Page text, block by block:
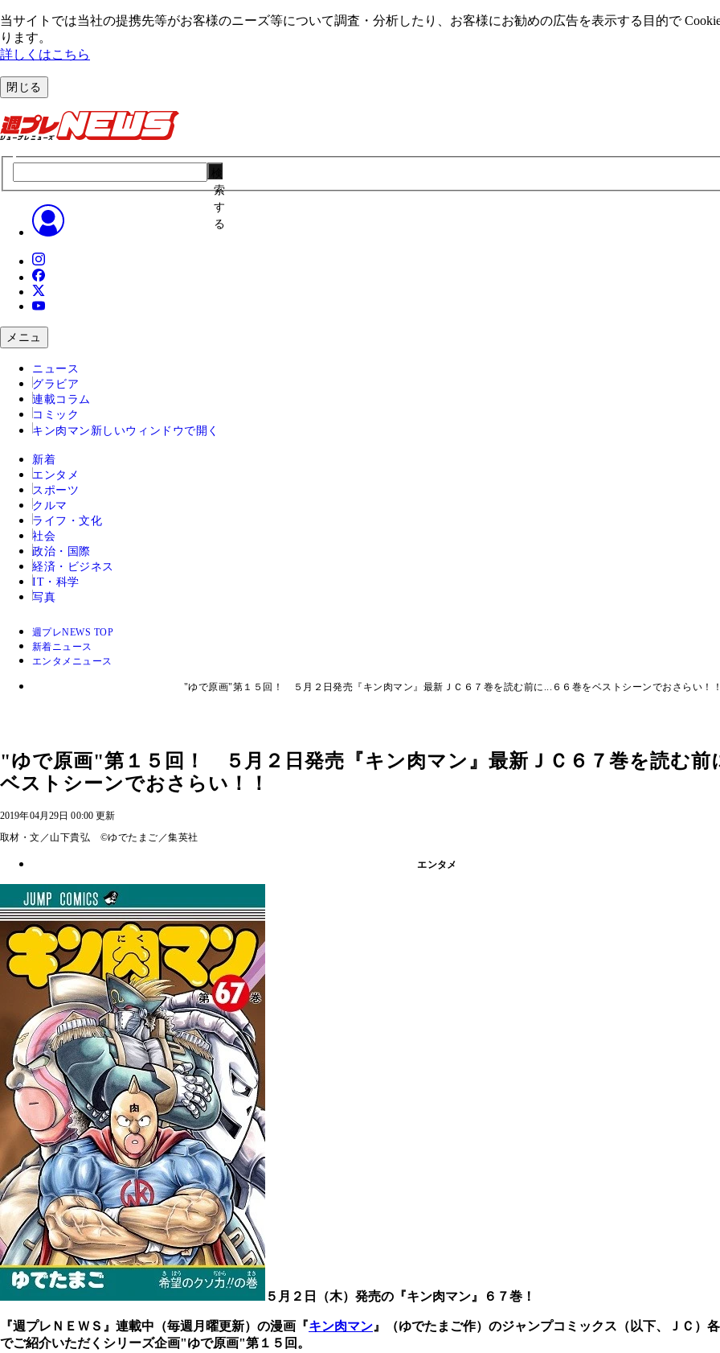
当サイトでは当社の提携先等がお客様のニーズ等について調査・分析したり、お客様にお勧めの広告を表⽰する⽬的で
ります。
詳しくはこちら
閉じる
索
す
る
メニュ
ニュース
グラビア
連載コラム
コミック
キン肉マン 新しいウィンドウで開く
新着
エンタメ
スポーツ
クルマ
ライフ・文化
社会
政治・国際
経済・ビジネス
IT・科学
写真
週プレNEWS TOP
新着ニュース
エンタメニュース
"ゆで原画"第１５回！ ５月２日発売『キン肉マン』最新ＪＣ６７巻を読む前に...６６巻をベストシーンでおさらい！！
"ゆで原画"第１５回！ ５月２日発売『キン肉マン』最新ＪＣ６７巻を読む前
ベストシーンでおさらい！！
2019年04月29日 00:00 更新
取材・文／山下貴弘 ©ゆでたまご／集英社
エンタメ
５月２日（木）発売の『キン肉マン』６７巻！
『週プレＮＥＷＳ』連載中（毎週月曜更新）の漫画『キン肉マン 』（ゆでたまご作）のジャンプコミックス（以下、ＪＣ）
でご紹介いただくシリーズ企画"ゆで原画"第１５回。